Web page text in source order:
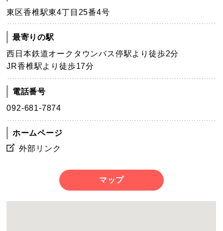
東区香椎駅東4丁目25番4号
最寄りの駅
西日本鉄道オークタウンバス停駅より徒歩2分
JR香椎駅より徒歩17分
電話番号
092-681-7874
ホームページ
外部リンク
マップ